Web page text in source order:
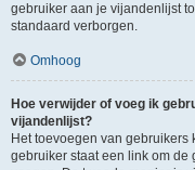
gebruiker aan je vijandenlijst
standaard verborgen.
Omhoog
Hoe verwijder of voeg ik
vijandenlijst?
Het toevoegen van
gebruiker staat een link om de